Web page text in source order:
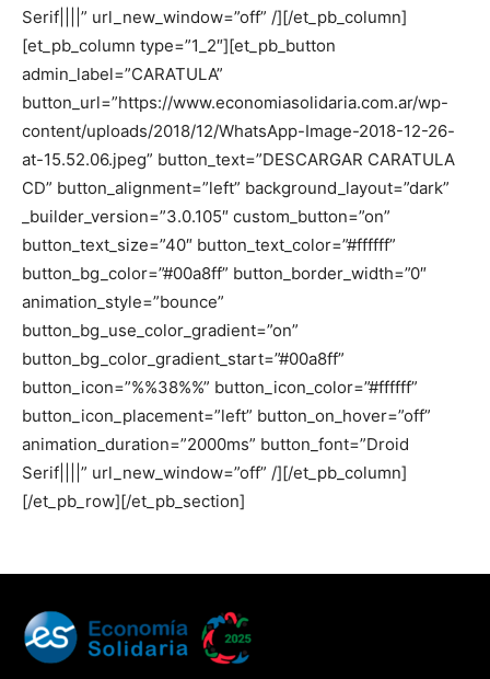
Serif||||” url_new_window=”off” /][/et_pb_column]
[et_pb_column type=”1_2″][et_pb_button
admin_label=”CARATULA”
button_url=”https://www.economiasolidaria.com.ar/wp-
content/uploads/2018/12/WhatsApp-Image-2018-12-26-
at-15.52.06.jpeg” button_text=”DESCARGAR CARATULA
CD” button_alignment=”left” background_layout=”dark”
_builder_version=”3.0.105″ custom_button=”on”
button_text_size=”40″ button_text_color=”#ffffff”
button_bg_color=”#00a8ff” button_border_width=”0″
animation_style=”bounce”
button_bg_use_color_gradient=”on”
button_bg_color_gradient_start=”#00a8ff”
button_icon=”%%38%%” button_icon_color=”#ffffff”
button_icon_placement=”left” button_on_hover=”off”
animation_duration=”2000ms” button_font=”Droid
Serif||||” url_new_window=”off” /][/et_pb_column]
[/et_pb_row][/et_pb_section]